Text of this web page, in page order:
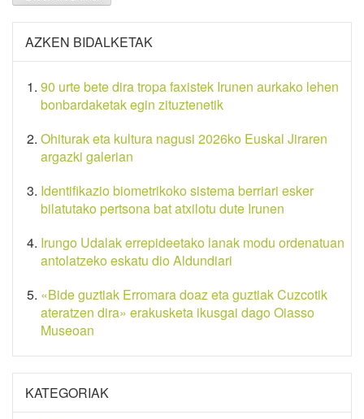
AZKEN BIDALKETAK
90 urte bete dira tropa faxistek Irunen aurkako lehen
bonbardaketak egin zituztenetik
Ohiturak eta kultura nagusi 2026ko Euskal Jiraren
argazki galerian
Identifikazio biometrikoko sistema berriari esker
bilatutako pertsona bat atxilotu dute Irunen
Irungo Udalak errepideetako lanak modu ordenatuan
antolatzeko eskatu dio Aldundiari
«Bide guztiak Erromara doaz eta guztiak Cuzcotik
ateratzen dira» erakusketa ikusgai dago Oiasso
Museoan
KATEGORIAK